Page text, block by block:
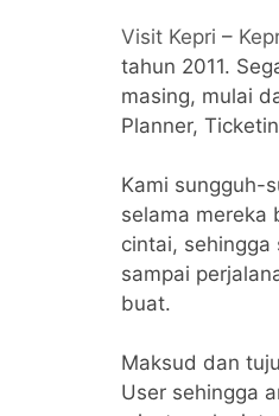
Visit Kepri –
tahun 2011.
masing, mulai
Planner,
Kami sungguh-
selama mereka
cintai, sehingga
sampai
buat.
Maksud dan
User sehingga